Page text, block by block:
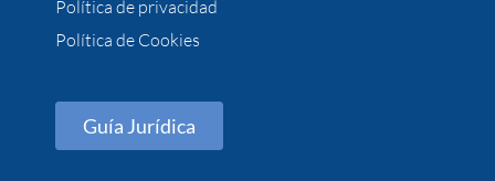
Política de privacidad
Política de Cookies
Guía Jurídica